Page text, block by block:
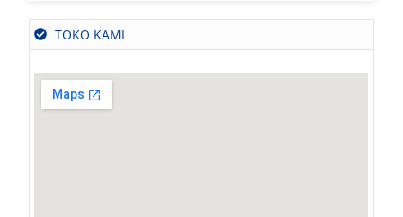
TOKO KAMI